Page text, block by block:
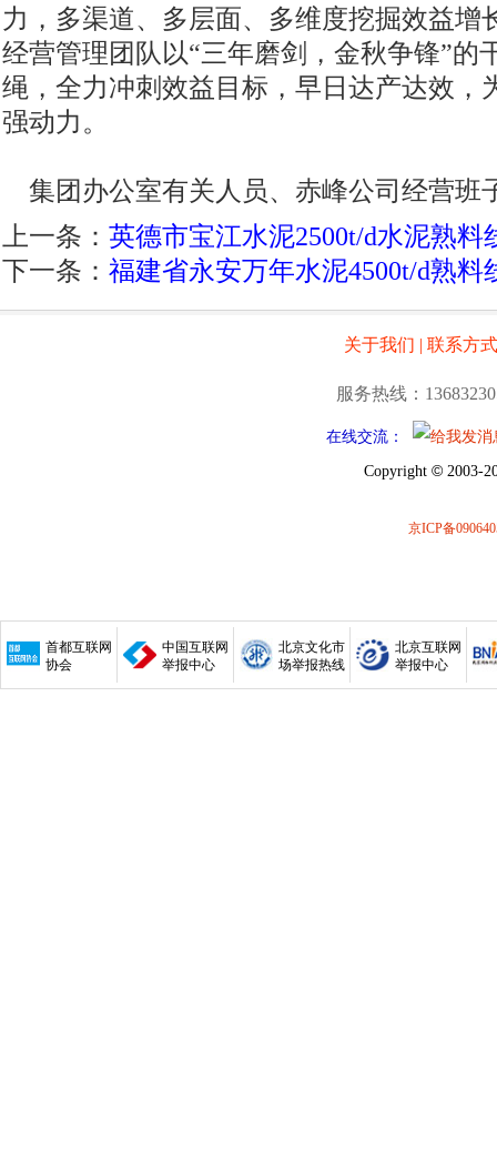
力，多渠道、多层面、多维度挖掘效益增
经营管理团队以“三年磨剑，金秋争锋”的
绳，全力冲刺效益目标，早日达产达效，
强动力。
集团办公室有关人员、赤峰公司经营班
上一条： 英德市宝江水泥2500t/d水泥熟料
下一条： 福建省永安万年水泥4500t/d熟料
关于我们 | 联系方式
服务热线：
在线交流：
Copyright © 2003-
京ICP备
首都互联网
协会
中国互联网
举报中心
北京文化市
场举报热线
北京互联网
举报中心